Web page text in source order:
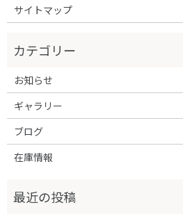
サイトマップ
お知らせ
ギャラリー
ブログ
在庫情報